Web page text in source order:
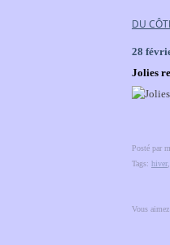
DU
28
Jolies
Posté par
Tags: hiver
Vous